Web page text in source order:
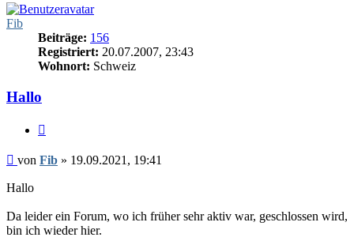
Fib
Beiträge: 156
Registriert: 20.07.2007, 23:43
Wohnort: Schweiz
Hallo
Beitrag
von Fib » 19.09.2021, 19:41
Hallo
Da leider ein Forum, wo ich früher sehr aktiv war, geschlossen wird,
bin ich wieder hier.